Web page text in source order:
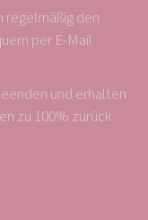
regelmäßig den
per E-Mail
und erhalten
zu 100% zurück